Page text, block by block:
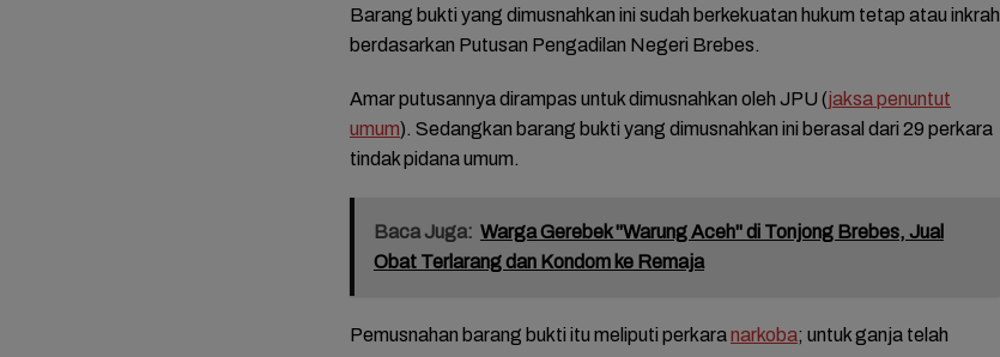
Barang bukti yang dimusnahkan ini sudah berkekuatan hukum tetap atau inkrah
berdasarkan Putusan Pengadilan Negeri Brebes.
Amar putusannya dirampas untuk dimusnahkan oleh JPU (jaksa penuntut
umum). Sedangkan barang bukti yang dimusnahkan ini berasal dari 29 perkara
tindak pidana umum.
Baca Juga: Warga Gerebek "Warung Aceh" di Tonjong Brebes, Jual
Obat Terlarang dan Kondom ke Remaja
Pemusnahan barang bukti itu meliputi perkaranarkoba; untuk ganja telah